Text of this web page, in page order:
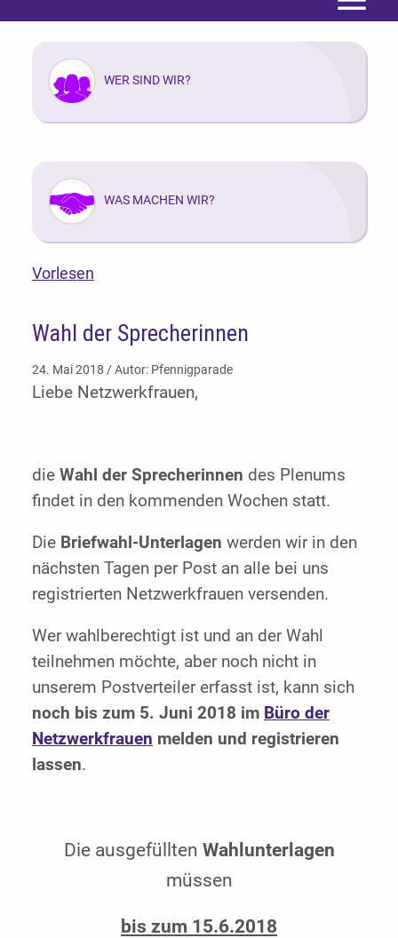
Menü
WER SIND WIR?
WAS MACHEN WIR?
Vorlesen
Wahl der Sprecherinnen
24. Mai 2018 / Autor: Pfennigparade
Liebe Netzwerkfrauen,
die Wahl der Sprecherinnen des Plenums
findet in den kommenden Wochen statt.
Die Briefwahl-Unterlagen werden wir in den
nächsten Tagen per Post an alle bei uns
registrierten Netzwerkfrauen versenden.
Wer wahlberechtigt ist und an der Wahl
teilnehmen möchte, aber noch nicht in
unserem Postverteiler erfasst ist, kann sich
noch bis zum 5. Juni 2018 im Büro der
Netzwerkfrauen melden und registrieren
lassen.
Die ausgefüllten Wahlunterlagen
müssen
bis zum 15.6.2018